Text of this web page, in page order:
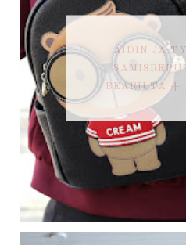
ÄIDIN JA
BEARILTA +